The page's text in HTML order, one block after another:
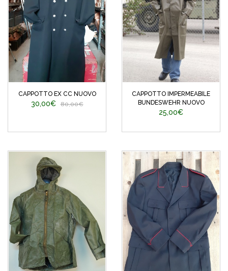
CAPPOTTO EX CC NUOVO
30,00€ 80,00€
CAPPOTTO IMPERMEABILE
BUNDESWEHR NUOVO
25,00€